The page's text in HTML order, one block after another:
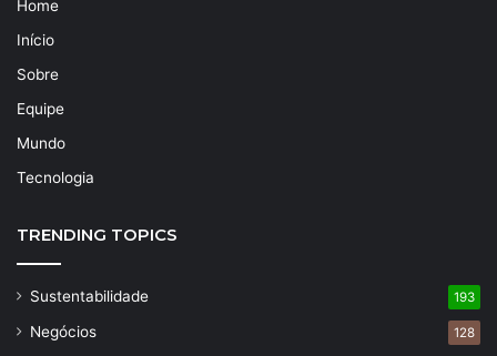
Home
Início
Sobre
Equipe
Mundo
Tecnologia
TRENDING TOPICS
Sustentabilidade 193
Negócios 128